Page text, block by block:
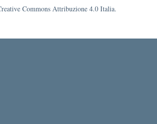
Commons Attribuzione 4.0 Italia.